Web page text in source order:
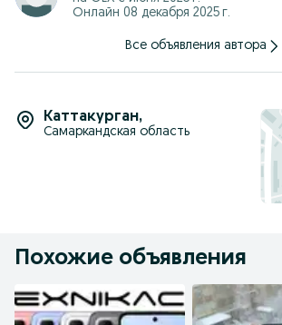
Онлайн 08 декабря 2025 г.
Все объявления автора
Каттакурган,
Самаркандская область
Похожие объявления